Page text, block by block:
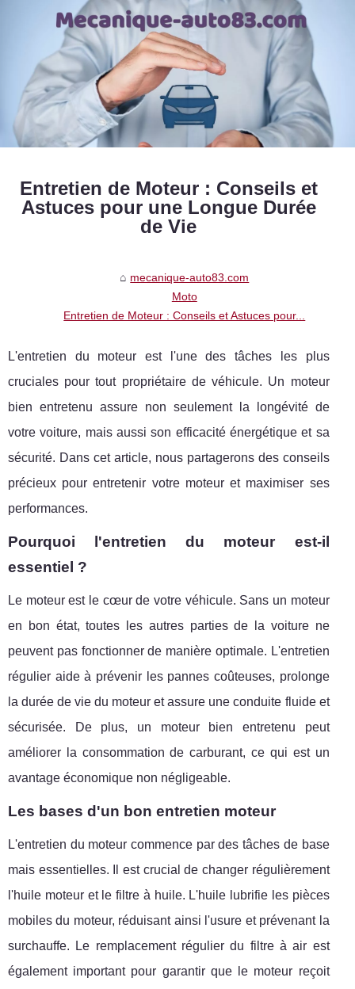
Entretien de Moteur : Conseils et
Astuces pour une Longue Durée
de Vie
mecanique-auto83.com
Moto
Entretien de Moteur : Conseils et Astuces pour...
L'entretien du moteur est l'une des tâches les plus
cruciales pour tout propriétaire de véhicule. Un moteur
bien entretenu assure non seulement la longévité de
votre voiture, mais aussi son efficacité énergétique et sa
sécurité. Dans cet article, nous partagerons des conseils
précieux pour entretenir votre moteur et maximiser ses
performances.
Pourquoi l'entretien du moteur est-il
essentiel ?
Le moteur est le cœur de votre véhicule. Sans un moteur
en bon état, toutes les autres parties de la voiture ne
peuvent pas fonctionner de manière optimale. L'entretien
régulier aide à prévenir les pannes coûteuses, prolonge
la durée de vie du moteur et assure une conduite fluide et
sécurisée. De plus, un moteur bien entretenu peut
améliorer la consommation de carburant, ce qui est un
avantage économique non négligeable.
Les bases d'un bon entretien moteur
L'entretien du moteur commence par des tâches de base
mais essentielles. Il est crucial de changer régulièrement
l'huile moteur et le filtre à huile. L'huile lubrifie les pièces
mobiles du moteur, réduisant ainsi l'usure et prévenant la
surchauffe. Le remplacement régulier du filtre à air est
également important pour garantir que le moteur reçoit